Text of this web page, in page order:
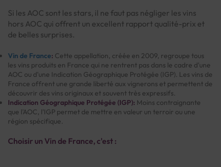
Si les AOC sont les stars, il ne faut pas négliger les vins
hors AOC qui offrent un excellent rapport qualité-prix et
de belles surprises.
Vin de France: Cette appellation, créée en 2009, regroupe tous
les vins produits en France qui ne rentrent pas dans le cadre d'une
AOC ou d'une Indication Géographique Protégée (IGP). Les vins de
France offrent une grande liberté aux vignerons et permettent de
découvrir des vins originaux et souvent très expressifs.
Indication Géographique Protégée (IGP): Moins contraignante
que l'AOC, l'IGP permet de mettre en valeur un terroir ou une
région spécifique.
Choisir un Vin de France, c'est :